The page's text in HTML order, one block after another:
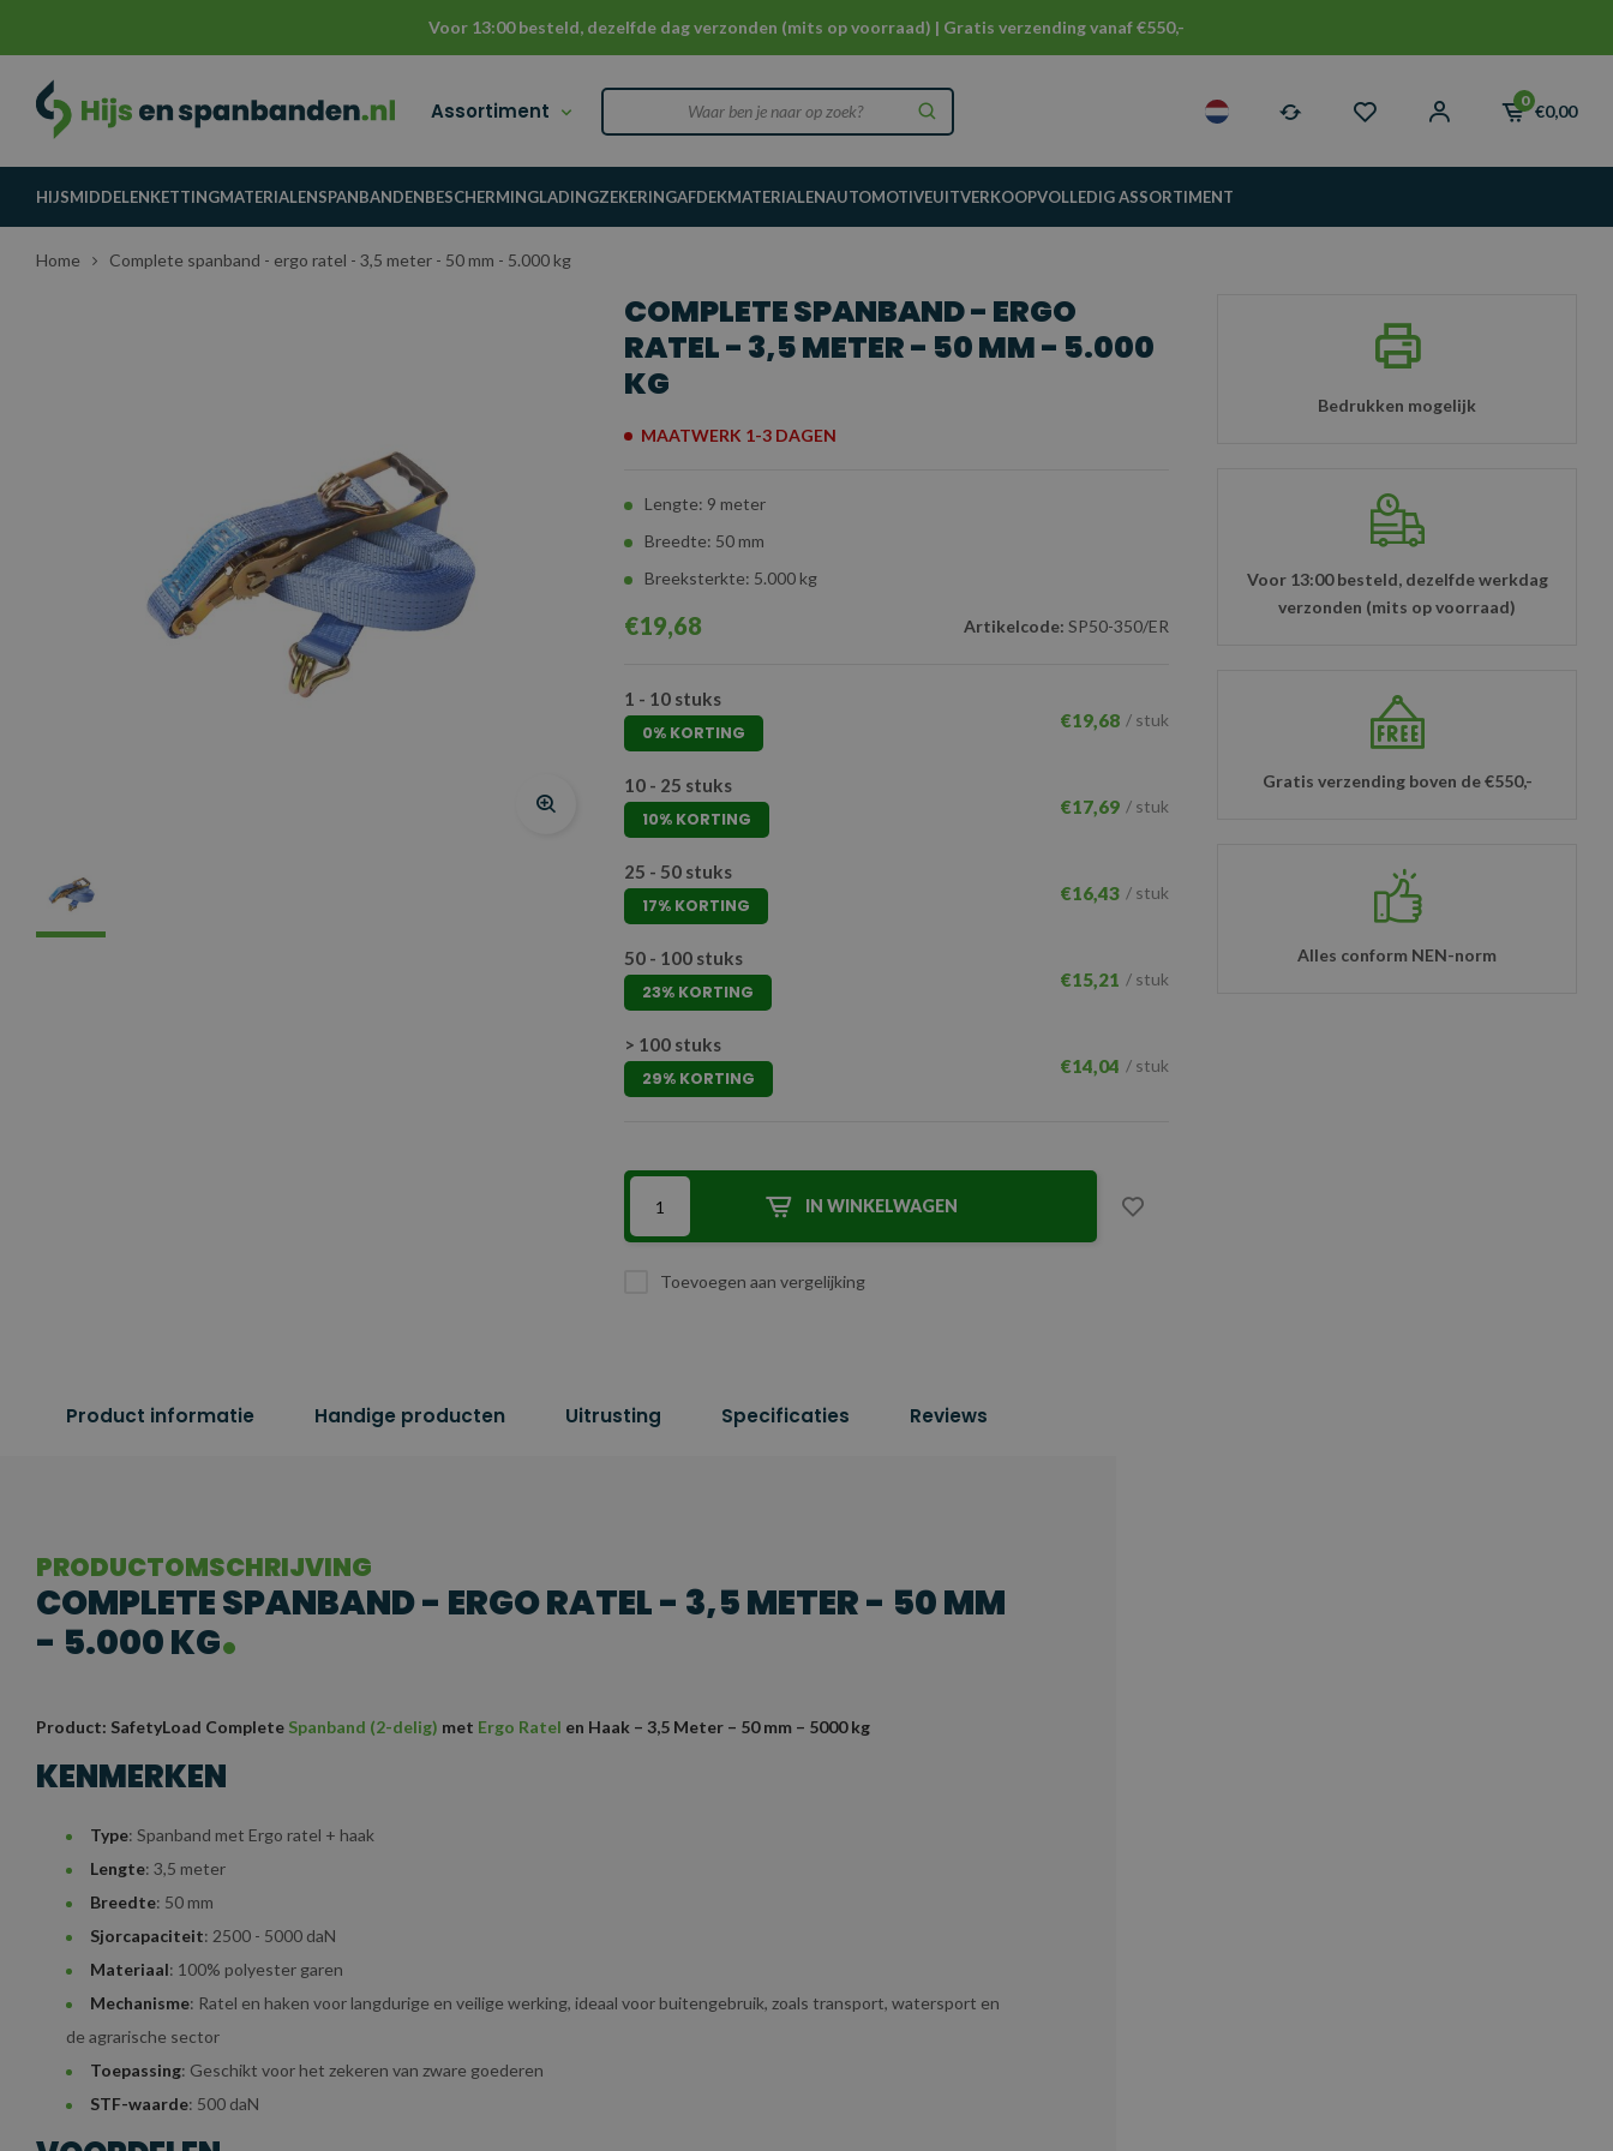
Voor 13:00 besteld, dezelfde dag verzonden (mits op voorraad) | Gratis verzending vanaf €550,-
Assortiment 0
€0,00
HIJSMIDDELENKETTINGMATERIALENSPANBANDENBESCHERMINGLADINGZEKERINGAFDEKMATERIALENAUTOMOTIVEUITVERKOOPVOLLEDIG ASSORTIMENT
Home Complete spanband - ergo ratel - 3,5 meter - 50 mm - 5.000 kg
COMPLETE SPANBAND - ERGO
RATEL - 3,5 METER - 50 MM - 5.000
KG
MAATWERK 1-3 DAGEN
Lengte: 9 meter
Breedte: 50 mm
Breeksterkte: 5.000 kg
€19,68 Artikelcode: SP50-350/ER
1 - 10 stuks
0% KORTING
€19,68 / stuk
10 - 25 stuks
10% KORTING
€17,69 / stuk
25 - 50 stuks
17% KORTING
€16,43 / stuk
50 - 100 stuks
23% KORTING
€15,21 / stuk
> 100 stuks
29% KORTING
€14,04 / stuk
IN WINKELWAGEN
Toevoegen aan vergelijking
Bedrukken mogelijk
Voor 13:00 besteld, dezelfde werkdag
verzonden (mits op voorraad)
Gratis verzending boven de €550,-
Alles conform NEN-norm
Product informatie Handige producten Uitrusting Specificaties Reviews
PRODUCTOMSCHRIJVING
COMPLETE SPANBAND - ERGO RATEL - 3,5 METER - 50 MM
- 5.000 KG
Product: SafetyLoad Complete Spanband (2-delig) met Ergo Ratel en Haak – 3,5 Meter – 50 mm – 5000 kg
KENMERKEN
Type: Spanband met Ergo ratel + haak
Lengte: 3,5 meter
Breedte: 50 mm
Sjorcapaciteit: 2500 - 5000 daN
Materiaal: 100% polyester garen
Mechanisme: Ratel en haken voor langdurige en veilige werking, ideaal voor buitengebruik, zoals transport, watersport en
de agrarische sector
Toepassing: Geschikt voor het zekeren van zware goederen
STF-waarde: 500 daN